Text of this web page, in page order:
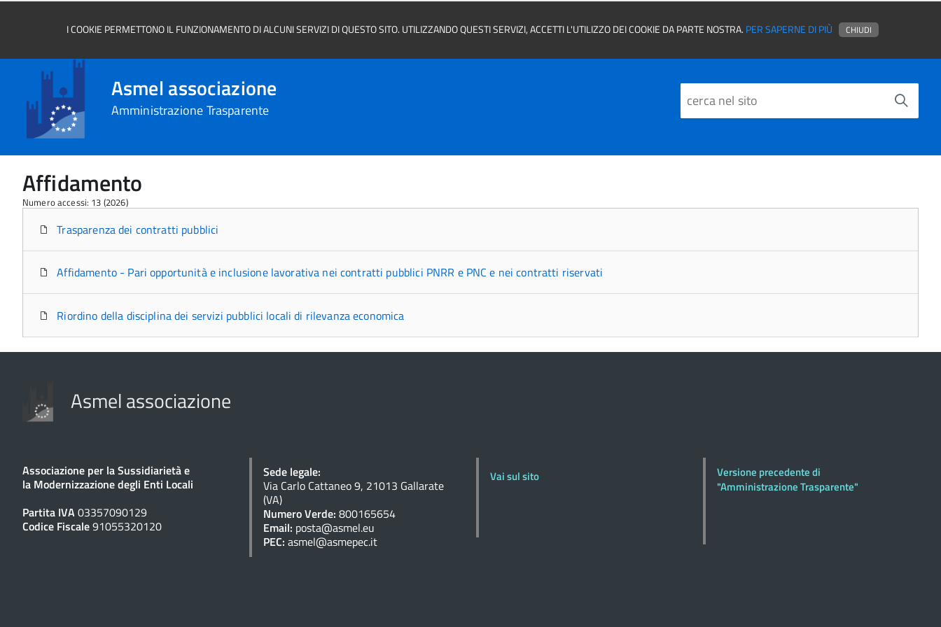
Asmel associazione
Amministrazione Trasparente
Affidamento
Numero accessi: 13 (2026)
Trasparenza dei contratti pubblici
Affidamento - Pari opportunità e inclusione lavorativa nei contratti pubblici PNRR e PNC e nei contratti riservati
Riordino della disciplina dei servizi pubblici locali di rilevanza economica
Asmel associazione
Associazione per la Sussidiarietà e
la Modernizzazione degli Enti Locali
Partita IVA03357090129
Codice Fiscale91055320120
Sede legale:
Via Carlo Cattaneo 9, 21013 Gallarate
(VA)
Numero Verde: 800165654
Email: posta@asmel.eu
PEC: asmel@asmepec.it
Vai sul sito
Versione precedente di
"Amministrazione Trasparente"
I COOKIE PERMETTONO IL FUNZIONAMENTO DI ALCUNI SERVIZI DI QUESTO SITO. UTILIZZANDO QUESTI SERVIZI, ACCETTI L'UTILIZZO DEI COOKIE DA PARTE NOSTRA. PER SAPERNE DI PIÙ CHIUDI